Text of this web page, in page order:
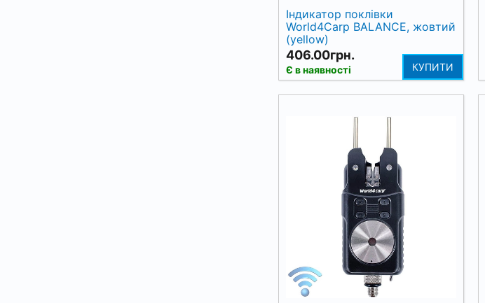
Індикатор поклівки
World4Carp BALANCE, жовтий
(yellow)
406.00грн.
Є в наявності КУПИТИ